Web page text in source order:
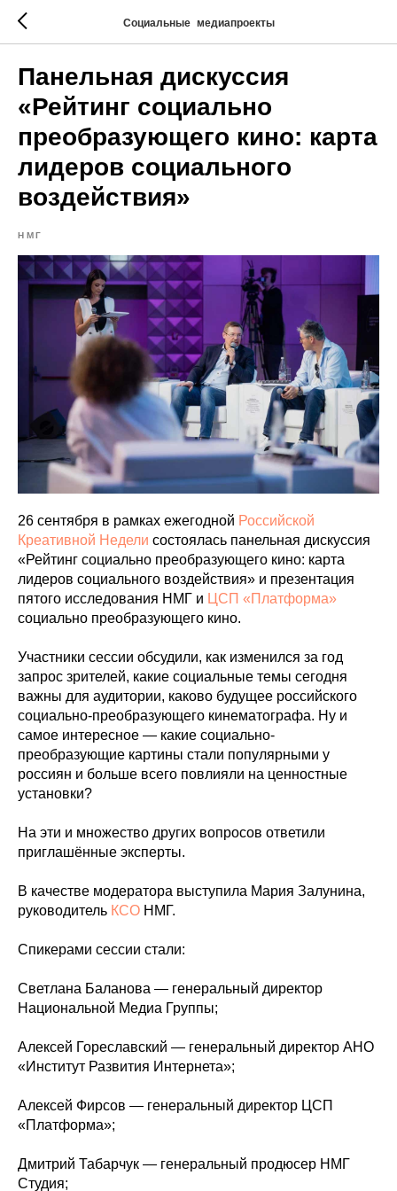
Социальные медиапроекты
Панельная дискуссия
«Рейтинг социально
преобразующего кино: карта
лидеров социального
воздействия»
НМГ
26 сентября в рамках ежегодной Российской
Креативной Недели состоялась панельная дискуссия
«Рейтинг социально преобразующего кино: карта
лидеров социального воздействия» и презентация
пятого исследования НМГ и ЦСП «Платформа»
социально преобразующего кино.
Участники сессии обсудили, как изменился за год
запрос зрителей, какие социальные темы сегодня
важны для аудитории, каково будущее российского
социально-преобразующего кинематографа. Ну и
самое интересное — какие социально-
преобразующие картины стали популярными у
россиян и больше всего повлияли на ценностные
установки?
На эти и множество других вопросов ответили
приглашённые эксперты.
В качестве модератора выступила Мария Залунина,
руководитель КСО НМГ.
Спикерами сессии стали:
Светлана Баланова — генеральный директор
Национальной Медиа Группы;
Алексей Гореславский — генеральный директор АНО
«Институт Развития Интернета»;
Алексей Фирсов — генеральный директор ЦСП
«Платформа»;
Дмитрий Табарчук — генеральный продюсер НМГ
Студия;